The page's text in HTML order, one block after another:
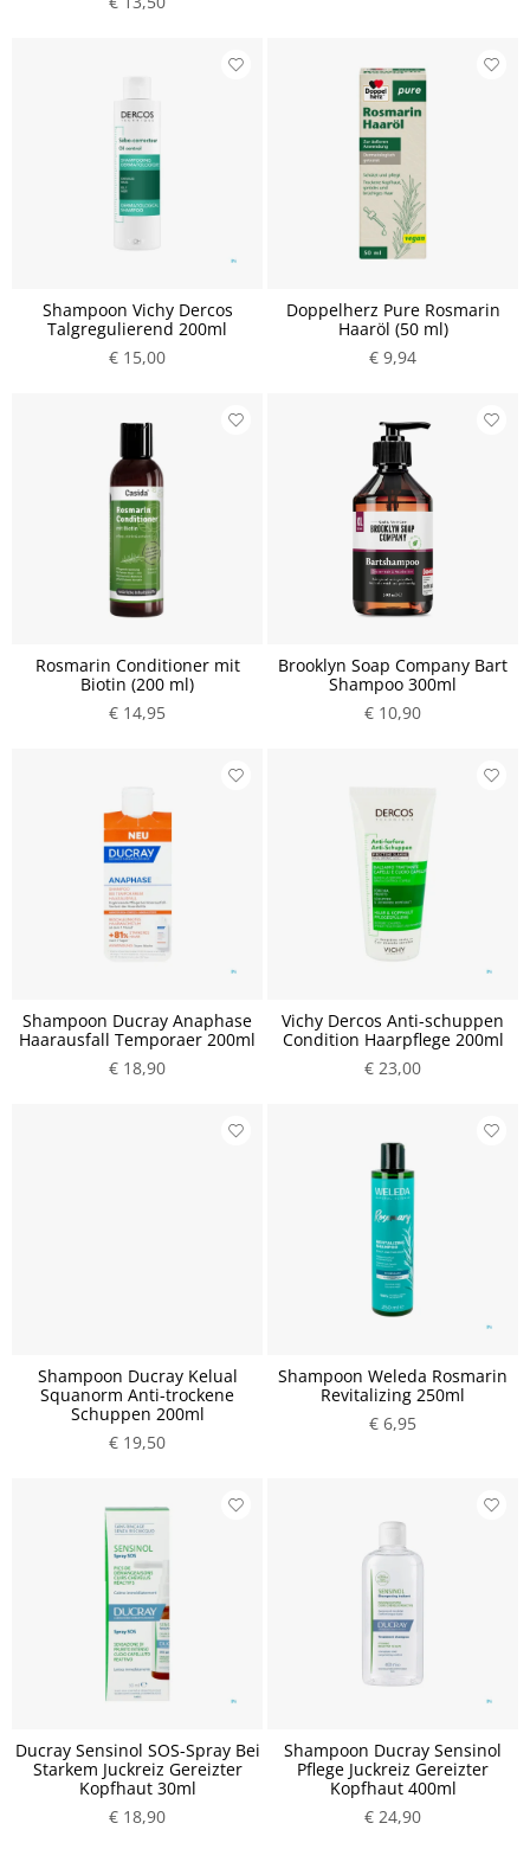
Shampoon Vichy Dercos
Talgregulierend 200ml
€ 15,00
Doppelherz Pure Rosmarin
Haaröl (50 ml)
€ 9,94
Rosmarin Conditioner mit
Biotin (200 ml)
€ 14,95
Brooklyn Soap Company Bart
Shampoo 300ml
€ 10,90
Shampoon Ducray Anaphase
Haarausfall Temporaer 200ml
€ 18,90
Vichy Dercos Anti-schuppen
Condition Haarpflege 200ml
€ 23,00
Shampoon Ducray Kelual
Squanorm Anti-trockene
Schuppen 200ml
€ 19,50
Shampoon Weleda Rosmarin
Revitalizing 250ml
€ 6,95
Ducray Sensinol SOS-Spray Bei
Starkem Juckreiz Gereizter
Kopfhaut 30ml
€ 18,90
Shampoon Ducray Sensinol
Pflege Juckreiz Gereizter
Kopfhaut 400ml
€ 24,90